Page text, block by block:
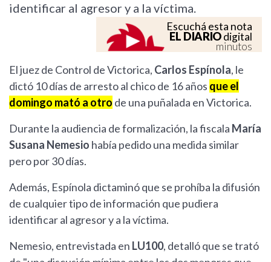
identificar al agresor y a la víctima.
Escuchá esta nota
EL DIARIOdigital
minutos
El juez de Control de Victorica, Carlos Espínola, le
dictó 10 días de arresto al chico de 16 años que el
domingo mató a otro de una puñalada en Victorica.
Durante la audiencia de formalización, la fiscala María
Susana Nemesio había pedido una medida similar
pero por 30 días.
Además, Espínola dictaminó que se prohíba la difusión
de cualquier tipo de información que pudiera
identificar al agresor y a la víctima.
Nemesio, entrevistada en LU100, detalló que se trató